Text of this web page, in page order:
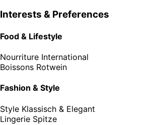
Interests & Preferences
Food & Lifestyle
Nourriture International
Boissons Rotwein
Fashion & Style
Style Klassisch & Elegant
Lingerie Spitze